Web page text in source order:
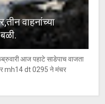
वाहनांच्या
आज पहाटे साडेपाच वाजता
mh14 dt 0295 ने मंचर